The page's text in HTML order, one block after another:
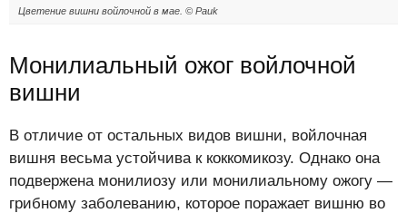
Цветение вишни войлочной в мае. © Pauk
Монилиальный ожог войлочной
вишни
В отличие от остальных видов вишни, войлочная
вишня весьма устойчива к коккомикозу. Однако она
подвержена монилиозу или монилиальному ожогу —
грибному заболеванию, которое поражает вишню во